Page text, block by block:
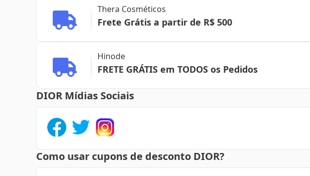
Thera Cosméticos
Frete Grátis a partir de R$ 500
Hinode
FRETE GRÁTIS em TODOS os Pedidos
DIOR Mídias Sociais
Como usar cupons de desconto DIOR?